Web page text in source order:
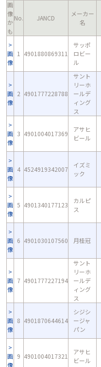
画
像
か
も
No. JANCD
メーカー
名
画
像
1 4901880869311
サッポ
ロビー
ル
画
像
2 4901777228788
サント
リーホ
ールデ
ィング
ス
画
像
3 4901004017369
アサヒ
ビール
画
像
4 4524919342007
イズミ
ック
画
像
5 4901340177123
カルピ
ス
画
像
6 4901030107560 月桂冠
画
像
7 4901777227194
サント
リーホ
ールデ
ィング
ス
画
像
8 4901870644614
シジシ
ージャ
パン
画
像
9 4901004017321
アサヒ
ビール